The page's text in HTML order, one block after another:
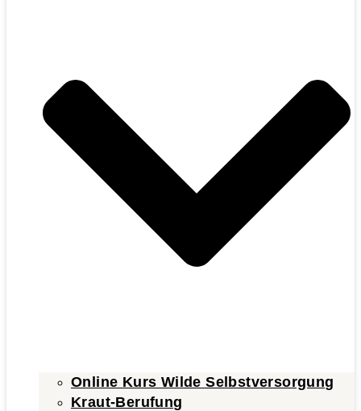
Online Kurs Wilde Selbstversorgung
Kraut-Berufung